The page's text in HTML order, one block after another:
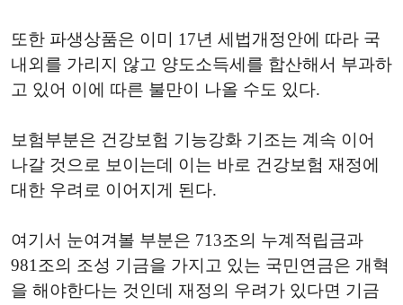
또한 파생상품은 이미 17년 세법개정안에 따라 국
내외를 가리지 않고 양도소득세를 합산해서 부과하
고 있어 이에 따른 불만이 나올 수도 있다.
보험부분은 건강보험 기능강화 기조는 계속 이어
나갈 것으로 보이는데 이는 바로 건강보험 재정에
대한 우려로 이어지게 된다.
여기서 눈여겨볼 부분은 713조의 누계적립금과
981조의 조성 기금을 가지고 있는 국민연금은 개혁
을 해야한다는 것인데 재정의 우려가 있다면 기금